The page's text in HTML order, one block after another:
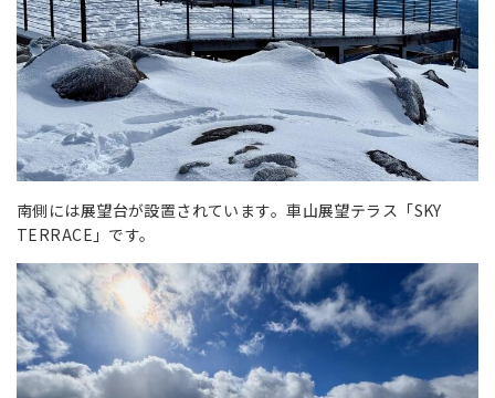
南側には展望台が設置されています。車山展望テラス「SKY
TERRACE」です。